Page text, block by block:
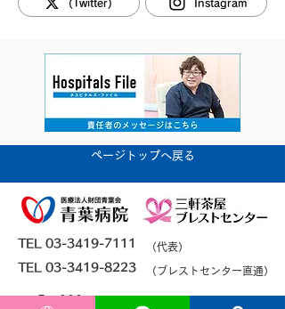
(Twitter) Instagram
ページトップへ戻る
TEL 03-3419-7111
TEL 03-3419-8223
（代表）
（ブレストセンター直通）